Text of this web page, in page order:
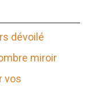
dévoilé
miroir
vos